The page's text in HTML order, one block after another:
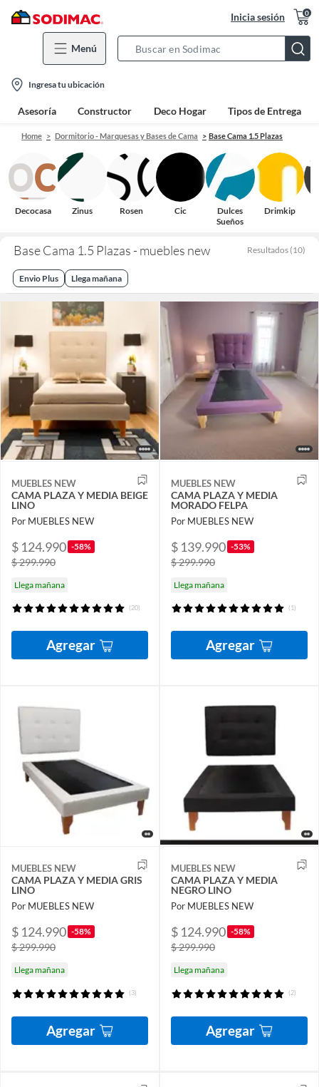
Inicia sesión 0
Menú
Bar
location-
icon
Ingresa tu ubicación
Asesoría Constructor Deco Hogar Tipos de Entrega
Home Dormitorio - Marquesas y Bases de Cama Base Cama 1.5 Plazas
Decocasa Zinus Rosen Cic
Dulces
Sueños
Drimkip
Base Cama 1.5 Plazas - muebles new Resultados (10)
Envio Plus Llega mañana
MUEBLES NEW
CAMA PLAZA Y MEDIA BEIGE
LINO
Por MUEBLES NEW
$ 124.990 -58%
$ 299.990
Llega mañana
(20)
Agregar
MUEBLES NEW
CAMA PLAZA Y MEDIA
MORADO FELPA
Por MUEBLES NEW
$ 139.990 -53%
$ 299.990
Llega mañana
(1)
Agregar
MUEBLES NEW
CAMA PLAZA Y MEDIA GRIS
LINO
Por MUEBLES NEW
$ 124.990 -58%
$ 299.990
Llega mañana
(3)
Agregar
MUEBLES NEW
CAMA PLAZA Y MEDIA
NEGRO LINO
Por MUEBLES NEW
$ 124.990 -58%
$ 299.990
Llega mañana
(2)
Agregar